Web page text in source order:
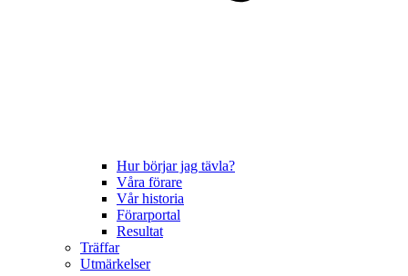
Hur börjar jag tävla?
Våra förare
Vår historia
Förarportal
Resultat
Träffar
Utmärkelser